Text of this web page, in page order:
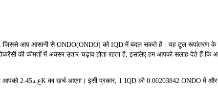
जिससे आप आसानी से ONDO(ONDO) को IQD में बदल सकते हैं। यह टूल रूपांतरण के